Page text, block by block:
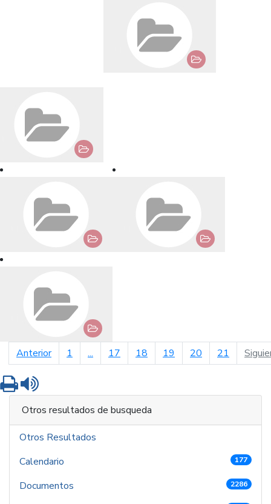
Anteriorpágina anterior
1 ... 17 18 19 20 21
Imprimir
Otros resultados de busqueda
Otros Resultados
Calendario
177
Documentos 2286